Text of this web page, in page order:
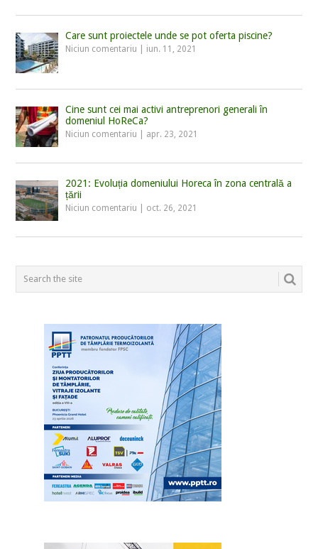
Care sunt proiectele unde se pot oferta piscine?
Niciun comentariu iun. 11, 2021
Cine sunt cei mai activi antreprenori generali în
domeniul HoReCa?
Niciun comentariu apr. 23, 2021
2021: Evoluția domeniului Horeca în zona centrală a
țării
Niciun comentariu oct. 26, 2021